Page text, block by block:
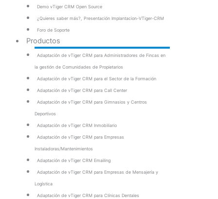
Demo vTiger CRM Open Source
¿Quieres saber más?, Presentación Implantacion-VTiger-CRM
Foro de Soporte
Productos
Adaptación de vTiger CRM para Administradores de Fincas en
la gestión de Comunidades de Propietarios
Adaptación de vTiger CRM para el Sector de la Formación
Adaptación de vTiger CRM para Call Center
Adaptación de vTiger CRM para Gimnasios y Centros
Deportivos
Adaptación de vTiger CRM Inmobiliario
Adaptación de vTiger CRM para Empresas
Instaladoras/Mantenimientos
Adaptación de vTiger CRM Emailing
Adaptación de vTiger CRM para Empresas de Mensajería y
Logística
Adaptación de vTiger CRM para Clínicas Dentales